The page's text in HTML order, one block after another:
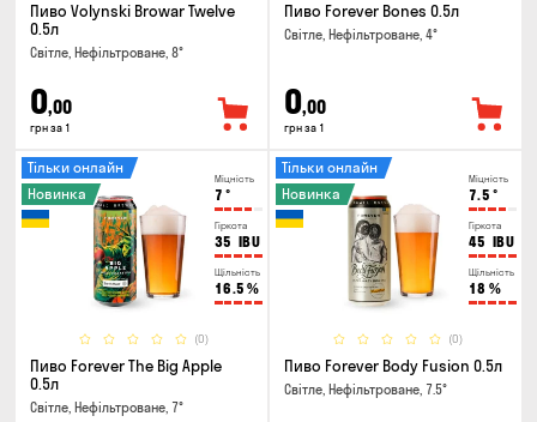
Пиво Volynski Browar Twelve
0.5л
Світле, Нефільтроване, 8°
0,00
грн за 1
Пиво Forever Bones 0.5л
Світле, Нефільтроване, 4°
0,00
грн за 1
Міцність
7 °
Гіркота
35 IBU
Щільність
16.5 %
(0)
Тільки онлайн
Новинка
Пиво Forever The Big Apple
0.5л
Світле, Нефільтроване, 7°
Міцність
7.5 °
Гіркота
45 IBU
Щільність
18 %
(0)
Тільки онлайн
Новинка
Пиво Forever Body Fusion 0.5л
Світле, Нефільтроване, 7.5°